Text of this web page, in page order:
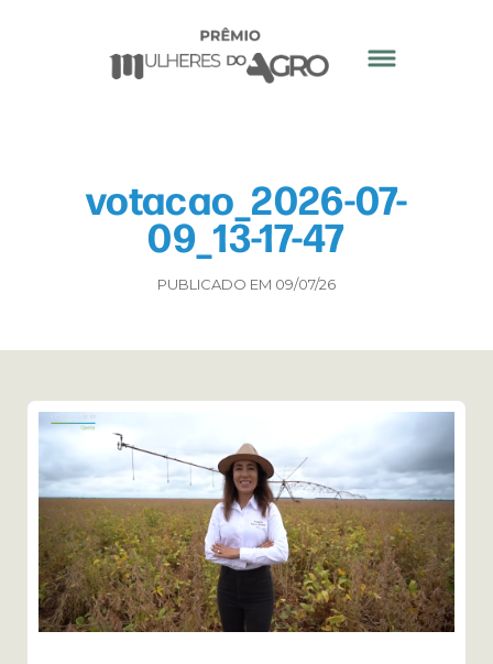
votacao_2026-07-
09_13-17-47
PUBLICADO EM 09/07/26